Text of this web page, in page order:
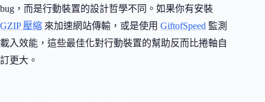
bug，而是行動裝置的設計哲學不同。如果你有安裝
GZIP 壓縮 來加速網站傳輸，或是使用 GiftofSpeed 監測
載入效能，這些最佳化對行動裝置的幫助反而比捲軸自
訂更大。